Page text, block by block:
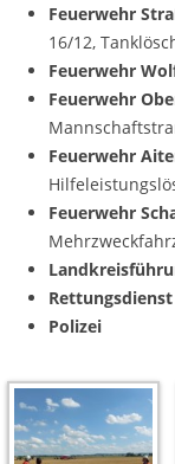
Feuerwehr
16/12,
Feuerwehr
Feuerwehr
Feuerwehr
Feuerwehr
Rettungsdienst
Polizei